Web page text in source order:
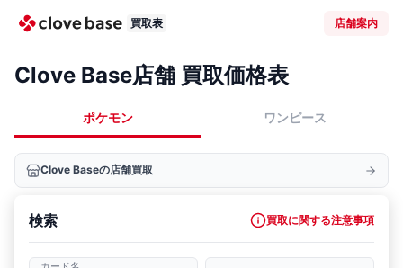
買取表 店舗案内
Clove Base店舗 買取価格表
ポケモン ワンピース
Clove Baseの店舗買取
検索 買取に関する注意事項